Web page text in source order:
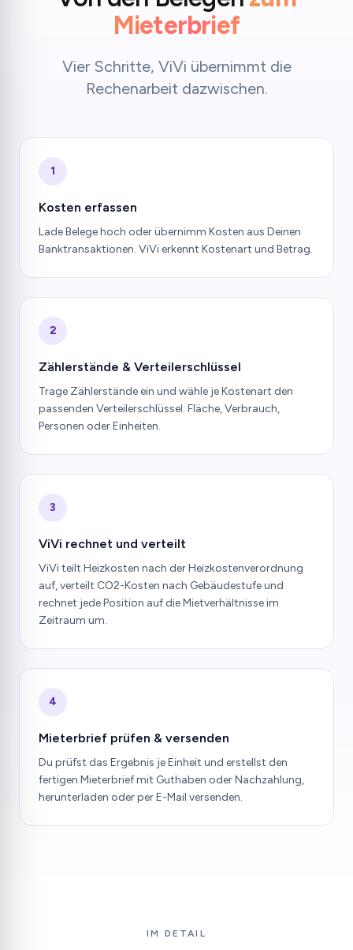
Mieterbrief
Vier Schritte, ViVi übernimmt die
Rechenarbeit dazwischen.
1
Kosten erfassen
Lade Belege hoch oder übernimm Kosten aus Deinen
Banktransaktionen. ViVi erkennt Kostenart und Betrag.
2
Zählerstände & Verteilerschlüssel
Trage Zählerstände ein und wähle je Kostenart den
passenden Verteilerschlüssel: Fläche, Verbrauch,
Personen oder Einheiten.
3
ViVi rechnet und verteilt
ViVi teilt Heizkosten nach der Heizkostenverordnung
auf, verteilt CO2-Kosten nach Gebäudestufe und
rechnet jede Position auf die Mietverhältnisse im
Zeitraum um.
4
Mieterbrief prüfen & versenden
Du prüfst das Ergebnis je Einheit und erstellst den
fertigen Mieterbrief mit Guthaben oder Nachzahlung,
herunterladen oder per E-Mail versenden.
IM DETAIL